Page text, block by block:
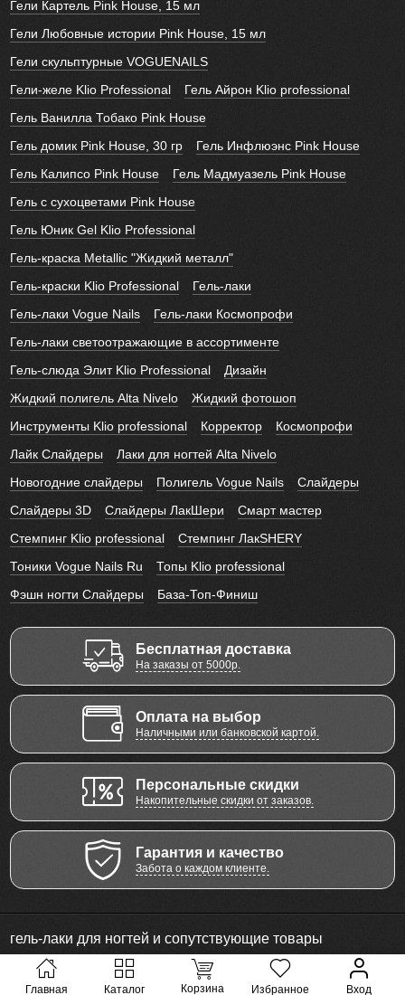
Главная Каталог Корзина Избранное Вход
Гели Картель Pink House, 15 мл
Гели Любовные истории Pink House, 15 мл
Гели скульптурные VOGUENAILS
Гели-желе Klio Professional
Гель Айрон Klio professional
Гель Ванилла Тобако Pink House
Гель домик Pink House, 30 гр
Гель Инфлюэнс Pink House
Гель Калипсо Pink House
Гель Мадмуазель Pink House
Гель с сухоцветами Pink House
Гель Юник Gel Klio Professional
Гель-краска Metallic "Жидкий металл"
Гель-краски Klio Professional
Гель-лаки
Гель-лаки Vogue Nails
Гель-лаки Космопрофи
Гель-лаки светоотражающие в ассортименте
Гель-слюда Элит Klio Professional
Дизайн
Жидкий полигель Alta Nivelo
Жидкий фотошоп
Инструменты Klio professional
Корректор
Космопрофи
Лайк Слайдеры
Лаки для ногтей Alta Nivelo
Новогодние слайдеры
Полигель Vogue Nails
Слайдеры
Слайдеры 3D
Слайдеры ЛакШери
Смарт мастер
Стемпинг Klio professional
Стемпинг ЛакSHERY
Тоники Vogue Nails Ru
Топы Klio professional
Фэшн ногти Слайдеры
База-Топ-Финиш
Бесплатная доставка
На заказы от 5000р.
Оплата на выбор
Наличными или банковской картой.
Персональные скидки
Накопительные скидки от заказов.
Гарантия и качество
Забота о каждом клиенте.
гель-лаки для ногтей и сопутствующие товары
© 2011 - 2026 Все права защищены